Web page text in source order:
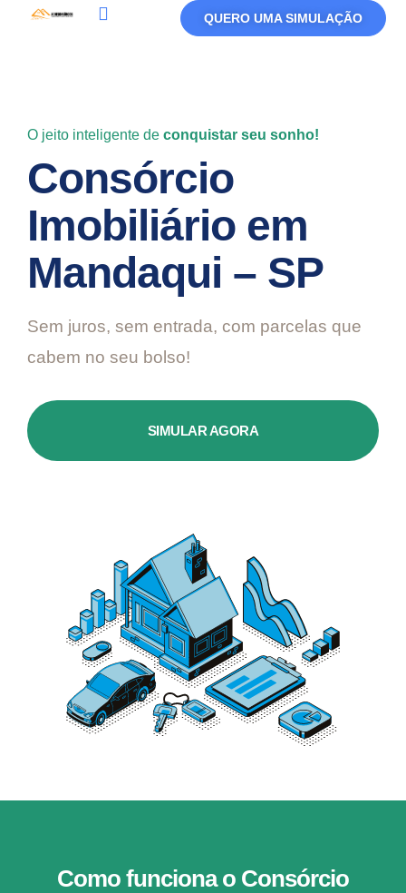
QUERO UMA SIMULAÇÃO
O jeito inteligente de conquistar seu sonho!
Consórcio
Imobiliário em
Mandaqui – SP
Sem juros, sem entrada, com parcelas que
cabem no seu bolso!
SIMULAR AGORA
Como funciona o Consórcio